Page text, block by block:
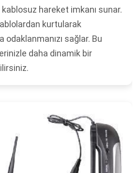
kablosuz hareket imkanı sunar.
kurtularak
odaklanmanızı sağlar. Bu
daha dinamik bir